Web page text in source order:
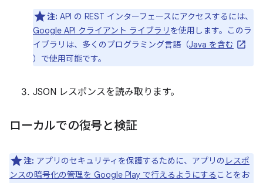
注: API の REST インターフェースにアクセスするには、
Google API クライアント ライブラリ を使用します。このラ
イブラリは、多くのプログラミング言語（Java を含む
）で使用可能です。
JSON レスポンスを読み取ります。
ローカルでの復号と検証
注: アプリのセキュリティを保護するために、アプリの レスポ
ンスの暗号化の管理を Google Play で行えるようにする ことをお